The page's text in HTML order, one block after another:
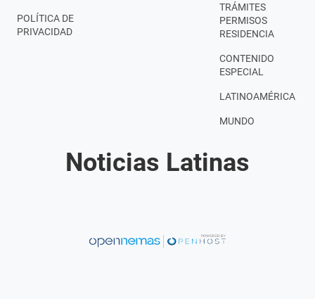
POLÍTICA DE
PRIVACIDAD
TRÁMITES
PERMISOS
RESIDENCIA
CONTENIDO
ESPECIAL
LATINOAMÉRICA
MUNDO
Noticias Latinas